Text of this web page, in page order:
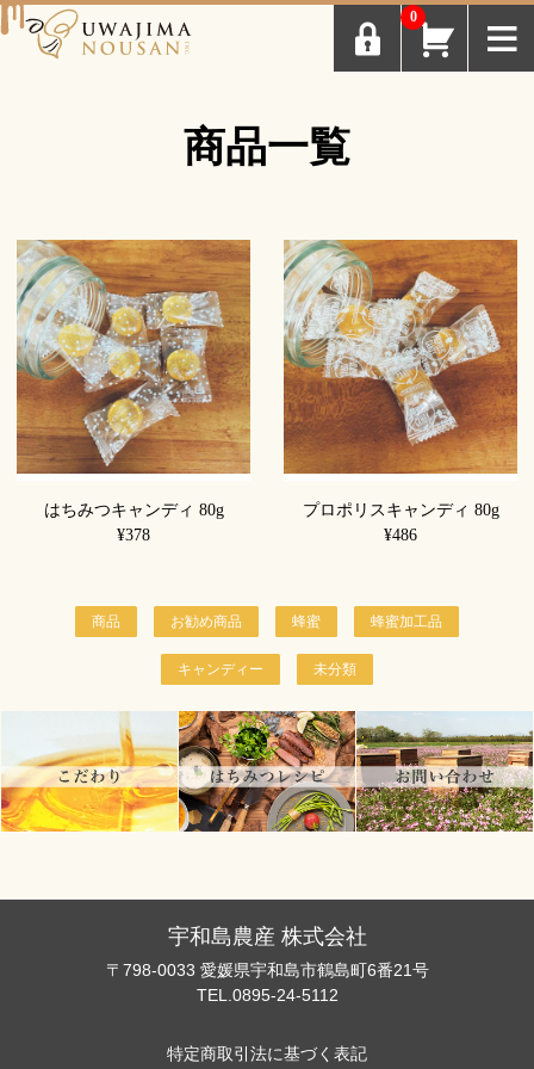
Myページ
0
商品一覧
はちみつレシピ
会社概要
お問い合わせ
商品一覧
はちみつキャンディ 80g
¥378
プロポリスキャンディ 80g
¥486
商品 お勧め商品 蜂蜜 蜂蜜加工品
キャンディー 未分類
宇和島農産 株式会社
〒798-0033 愛媛県宇和島市鶴島町6番21号
TEL.0895-24-5112
特定商取引法に基づく表記